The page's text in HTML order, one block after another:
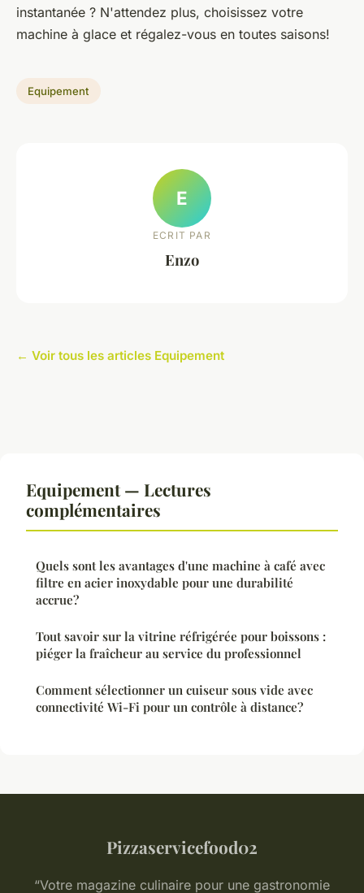
instantanée ? N'attendez plus, choisissez votre
machine à glace et régalez-vous en toutes saisons!
Equipement
E
ECRIT PAR
Enzo
← Voir tous les articles Equipement
Equipement — Lectures
complémentaires
Quels sont les avantages d'une machine à café avec
filtre en acier inoxydable pour une durabilité
accrue?
Tout savoir sur la vitrine réfrigérée pour boissons :
piéger la fraîcheur au service du professionnel
Comment sélectionner un cuiseur sous vide avec
connectivité Wi-Fi pour un contrôle à distance?
Pizzaservicefood02
“Votre magazine culinaire pour une gastronomie